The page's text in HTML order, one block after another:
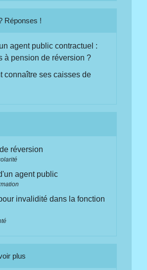
Réponses !
agent public contractuel :
à pension de réversion ?
connaître ses caisses de
réversion
agent public
invalidité dans la fonction
plus